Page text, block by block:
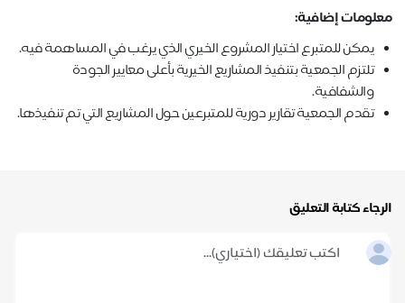
معلومات إضافية:
يمكن للمتبرع اختيار المشروع الخيري الذي يرغب في المساهمة فيه.
تلتزم الجمعية بتنفيذ المشاريع الخيرية بأعلى معايير الجودة
والشفافية.
تقدم الجمعية تقارير دورية للمتبرعين حول المشاريع التي تم تنفيذها.
الرجاء كتابة التعليق